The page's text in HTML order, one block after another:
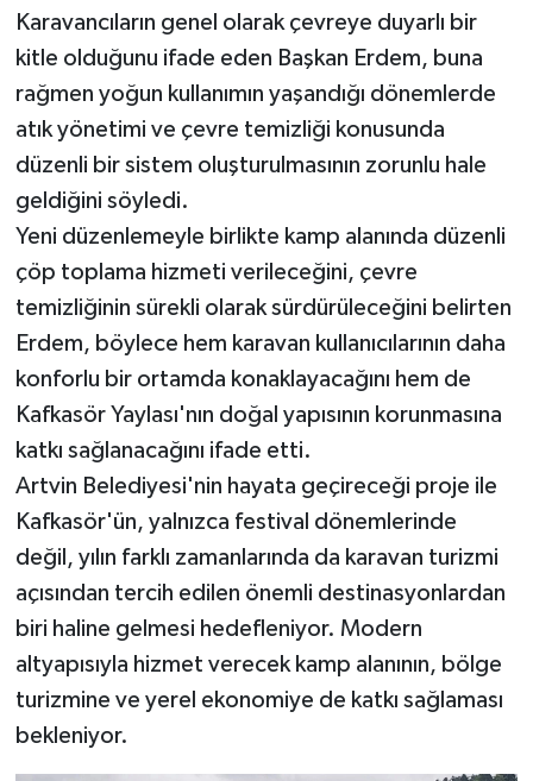
Karavancıların genel olarak çevreye duyarlı bir
kitle olduğunu ifade eden Başkan Erdem, buna
rağmen yoğun kullanımın yaşandığı dönemlerde
atık yönetimi ve çevre temizliği konusunda
düzenli bir sistem oluşturulmasının zorunlu hale
geldiğini söyledi.
Yeni düzenlemeyle birlikte kamp alanında düzenli
çöp toplama hizmeti verileceğini, çevre
temizliğinin sürekli olarak sürdürüleceğini belirten
Erdem, böylece hem karavan kullanıcılarının daha
konforlu bir ortamda konaklayacağını hem de
Kafkasör Yaylası'nın doğal yapısının korunmasına
katkı sağlanacağını ifade etti.
Artvin Belediyesi'nin hayata geçireceği proje ile
Kafkasör'ün, yalnızca festival dönemlerinde
değil, yılın farklı zamanlarında da karavan turizmi
açısından tercih edilen önemli destinasyonlardan
biri haline gelmesi hedefleniyor. Modern
altyapısıyla hizmet verecek kamp alanının, bölge
turizmine ve yerel ekonomiye de katkı sağlaması
bekleniyor.